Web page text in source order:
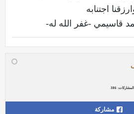
اجتنابه
قاسيمي -غفر الله له-
المشاركات: 386
مشاركة